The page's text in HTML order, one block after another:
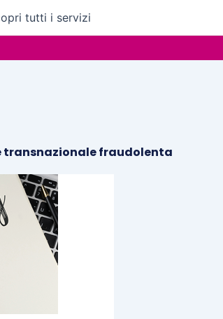
tutti i servizi
transnazionale fraudolenta